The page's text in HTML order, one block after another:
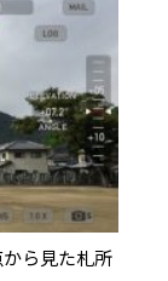
から見た札所